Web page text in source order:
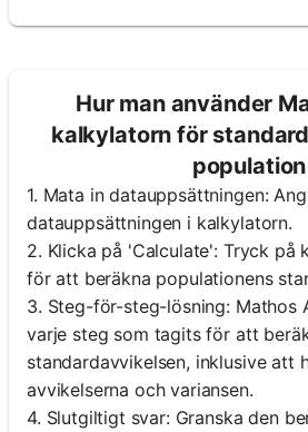
Hur man använder
kalkylatorn för
population
1. Mata in datauppsättningen:
datauppsättningen i kalkylatorn.
2. Klicka på 'Calculate': Tryck på
för att beräkna populationens
3. Steg-för-steg-lösning: Mathos
varje steg som tagits för att
standardavvikelsen, inklusive att
avvikelserna och variansen.
4. Slutgiltigt svar: Granska den